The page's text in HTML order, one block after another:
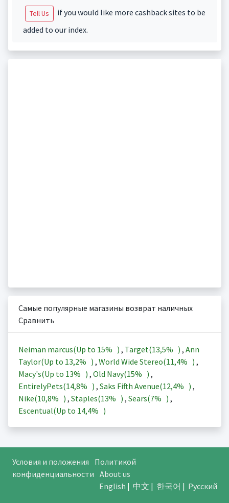
Tell Us
if you would like more cashback sites to be
added to our index.
Самые популярные магазины возврат наличных
Сравнить
Neiman marcus(Up to 15% ) , Target(13,5% ) , Ann
Taylor(Up to 13,2% ) , World Wide Stereo(11,4% ) ,
Macy's(Up to 13% ) , Old Navy(15% ) ,
EntirelyPets(14,8% ) , Saks Fifth Avenue(12,4% ) ,
Nike(10,8% ) , Staples(13% ) , Sears(7% ) ,
Escentual(Up to 14,4% )
Условия и положения
Политикой
конфиденциальности About us
English | 中文 | 한국어 | Русский